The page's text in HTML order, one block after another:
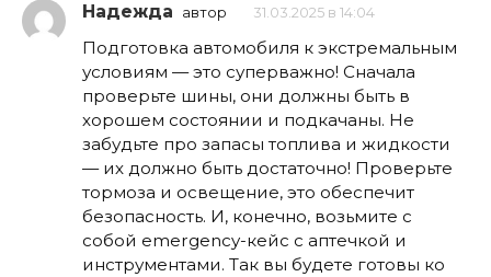
Надежда автор 31.03.2025 в 14:04
Подготовка автомобиля к экстремальным
условиям — это суперважно! Сначала
проверьте шины, они должны быть в
хорошем состоянии и подкачаны. Не
забудьте про запасы топлива и жидкости
— их должно быть достаточно! Проверьте
тормоза и освещение, это обеспечит
безопасность. И, конечно, возьмите с
собой emergency-кейс с аптечкой и
инструментами. Так вы будете готовы ко